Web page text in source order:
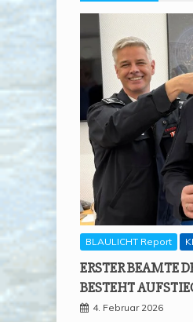
BLAULICHT Report
ERS­TER BEAM­TE
BESTEHT
4. Februar 2026